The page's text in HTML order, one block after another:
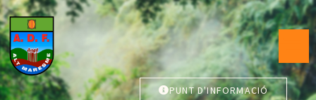
PUNT D'INFORMACIÓ